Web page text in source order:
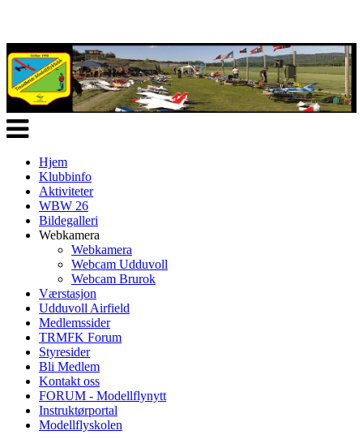
Veksle
navigasjon
Hjem
Klubbinfo
Aktiviteter
WBW 26
Bildegalleri
Webkamera
Webkamera
Webcam Udduvoll
Webcam Brurok
Værstasjon
Udduvoll Airfield
Medlemssider
TRMFK Forum
Styresider
Bli Medlem
Kontakt oss
FORUM - Modellflynytt
Instruktørportal
Modellflyskolen